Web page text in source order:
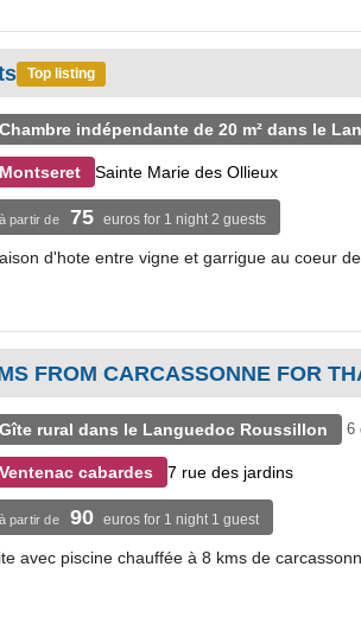
Top listing
Chambre indépendante de 20 m² dans le
Montseret Sainte Marie des Ollieux
à partir de 75 euros for 1 night 2 guests
d'hote entre vigne et garrigue au coeur
FROM CARCASSONNE FOR
Gîte rural dans le Languedoc Roussillon 6
Ventenac cabardes 7 rue des jardins
à partir de 90 euros for 1 night 1 guest
avec piscine chauffée à 8 kms de